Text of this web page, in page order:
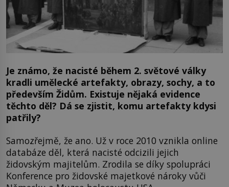
Je známo, že nacisté během 2. světové války
kradli umělecké artefakty, obrazy, sochy, a to
především Židům. Existuje nějaká evidence
těchto děl? Dá se zjistit, komu artefakty kdysi
patřily?
Samozřejmě, že ano. Už v roce 2010 vznikla online
databáze děl, která nacisté odcizili jejich
židovským majitelům. Zrodila se díky spolupráci
Konference pro židovské majetkové nároky vůči